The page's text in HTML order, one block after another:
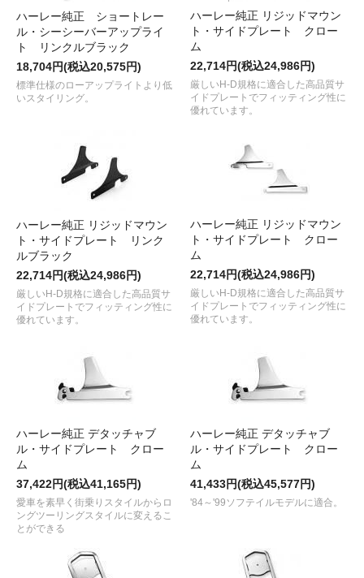
ハーレー純正 ショートレー
ル・シーシーバーアップライ
ト リンクルブラック
18,704円(税込20,575円)
標準仕様のローアップライトより低
いスタイリング。
ハーレー純正 リジッドマウン
ト・サイドプレート クロー
ム
22,714円(税込24,986円)
厳しいH-D規格に適合した高品質サ
イドプレートでフィッティング性に
優れています。
ハーレー純正 リジッドマウン
ト・サイドプレート リンク
ルブラック
22,714円(税込24,986円)
厳しいH-D規格に適合した高品質サ
イドプレートでフィッティング性に
優れています。
ハーレー純正 リジッドマウン
ト・サイドプレート クロー
ム
22,714円(税込24,986円)
厳しいH-D規格に適合した高品質サ
イドプレートでフィッティング性に
優れています。
ハーレー純正 デタッチャブ
ル・サイドプレート クロー
ム
37,422円(税込41,165円)
愛車を素早く街乗りスタイルからロ
ングツーリングスタイルに変えるこ
とができる
ハーレー純正 デタッチャブ
ル・サイドプレート クロー
ム
41,433円(税込45,577円)
'84～'99ソフテイルモデルに適合。